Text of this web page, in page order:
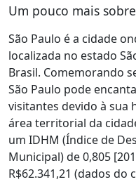
Um pouco mais
São Paulo é a cidade
localizada no estado
Brasil. Comemorando
São Paulo pode
visitantes devido à sua
área territorial da
um IDHM (Índice de
Municipal) de 0,805
R$62.341,21 (dados do